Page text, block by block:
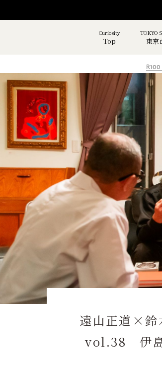
Curiosity
Top
TOKYO
東京
遠山正道×鈴
vol.38 伊島